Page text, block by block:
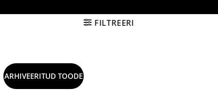
FILTREERI
ARHIVEERITUD TOODE